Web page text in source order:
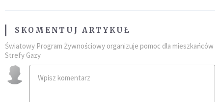
SKOMENTUJ ARTYKUŁ
Światowy Program Żywnościowy organizuje pomoc dla mieszkańców
Strefy Gazy